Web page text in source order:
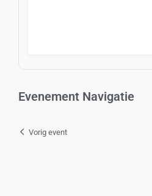
Evenement Navigatie
Vorig event